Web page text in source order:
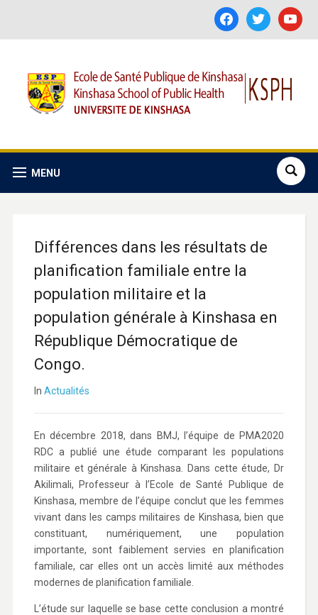
facebooktwitter youtube
MENU
Différences dans les résultats de
planification familiale entre la
population militaire et la
population générale à Kinshasa en
République Démocratique de
Congo.
In Actualités
En décembre 2018, dans BMJ, l’équipe de PMA2020
RDC a publié une étude comparant les populations
militaire et générale à Kinshasa. Dans cette étude, Dr
Akilimali, Professeur à l’Ecole de Santé Publique de
Kinshasa, membre de l’équipe conclut que les femmes
vivant dans les camps militaires de Kinshasa, bien que
constituant, numériquement, une population
importante, sont faiblement servies en planification
familiale, car elles ont un accès limité aux méthodes
modernes de planification familiale.
L’étude sur laquelle se base cette conclusion a montré